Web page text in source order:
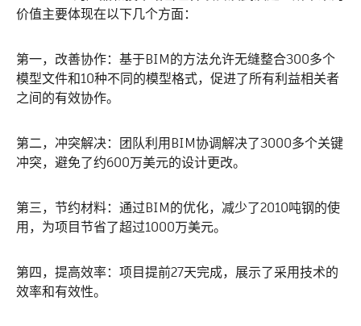
价值主要体现在以下几个方面：
第一，改善协作：基于BIM的方法允许无缝整合300多个
模型文件和10种不同的模型格式，促进了所有利益相关者
之间的有效协作。
第二，冲突解决：团队利用BIM协调解决了3000多个关键
冲突，避免了约600万美元的设计更改。
第三，节约材料：通过BIM的优化，减少了2010吨钢的使
用，为项目节省了超过1000万美元。
第四，提高效率：项目提前27天完成，展示了采用技术的
效率和有效性。